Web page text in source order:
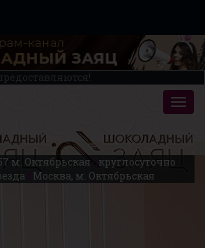
м. Октябрьская
круглосуточно
Москва, м. Октябрьская